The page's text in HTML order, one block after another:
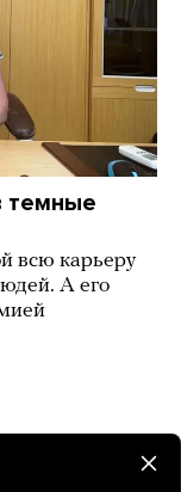
темные
всю карьеру
А его